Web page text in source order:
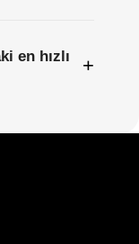
en hızlı
+